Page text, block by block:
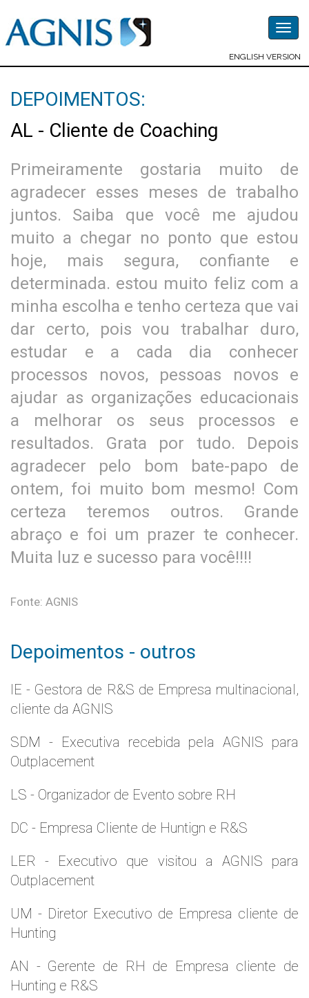
ENGLISH VERSION
DEPOIMENTOS:
AL - Cliente de Coaching
Primeiramente gostaria muito de
agradecer esses meses de trabalho
juntos. Saiba que você me ajudou
muito a chegar no ponto que estou
hoje, mais segura, confiante e
determinada. estou muito feliz com a
minha escolha e tenho certeza que vai
dar certo, pois vou trabalhar duro,
estudar e a cada dia conhecer
processos novos, pessoas novos e
ajudar as organizações educacionais
a melhorar os seus processos e
resultados. Grata por tudo. Depois
agradecer pelo bom bate-papo de
ontem, foi muito bom mesmo! Com
certeza teremos outros. Grande
abraço e foi um prazer te conhecer.
Muita luz e sucesso para você!!!!
Fonte: AGNIS
Depoimentos - outros
IE - Gestora de R&S de Empresa multinacional,
cliente da AGNIS
SDM - Executiva recebida pela AGNIS para
Outplacement
LS - Organizador de Evento sobre RH
DC - Empresa Cliente de Huntign e R&S
LER - Executivo que visitou a AGNIS para
Outplacement
UM - Diretor Executivo de Empresa cliente de
Hunting
AN - Gerente de RH de Empresa cliente de
Hunting e R&S